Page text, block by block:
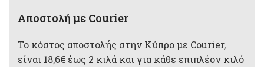
Aποστολή με Courier
Το κόστος αποστολής στην Κύπρο με Courier,
είναι 18,6€ έως 2 κιλά και για κάθε επιπλέον κιλό